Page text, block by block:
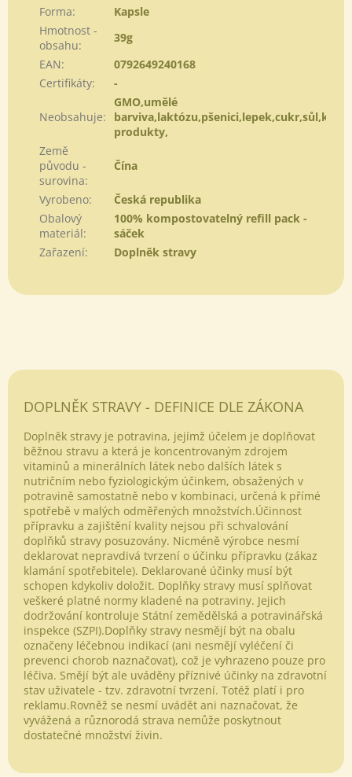
Forma:
Kapsle
Hmotnost -
obsahu:
39g
EAN:
0792649240168
Certifikáty: -
Neobsahuje:
GMO,umělé
produkty,
Země
původu -
surovina:
Čína
Vyrobeno:
Česká republika
Obalový
materiál:
100% kompostovatelný refill pack -
sáček
Zařazení: Doplněk stravy
DOPLNĚK STRAVY - DEFINICE DLE ZÁKONA
Doplněk stravy je potravina, jejímž účelem je doplňovat
běžnou stravu a která je koncentrovaným zdrojem
vitaminů a minerálních látek nebo dalších látek s
nutričním nebo fyziologickým účinkem, obsažených v
potravině samostatně nebo v kombinaci, určená k přímé
spotřebě v malých odměřených množstvích.Účinnost
přípravku a zajištění kvality nejsou při schvalování
doplňků stravy posuzovány. Nicméně výrobce nesmí
deklarovat nepravdivá tvrzení o účinku přípravku (zákaz
klamání spotřebitele). Deklarované účinky musí být
schopen kdykoliv doložit. Doplňky stravy musí splňovat
veškeré platné normy kladené na potraviny. Jejich
dodržování kontroluje Státní zemědělská a potravinářská
inspekce (SZPI).Doplňky stravy nesmějí být na obalu
označeny léčebnou indikací (ani nesmějí vyléčení či
prevenci chorob naznačovat), což je vyhrazeno pouze pro
léčiva. Smějí být ale uváděny příznivé účinky na zdravotní
stav uživatele - tzv. zdravotní tvrzení. Totéž platí i pro
reklamu.Rovněž se nesmí uvádět ani naznačovat, že
vyvážená a různorodá strava nemůže poskytnout
dostatečné množství živin.
Odeslat
Powered by chaterimo